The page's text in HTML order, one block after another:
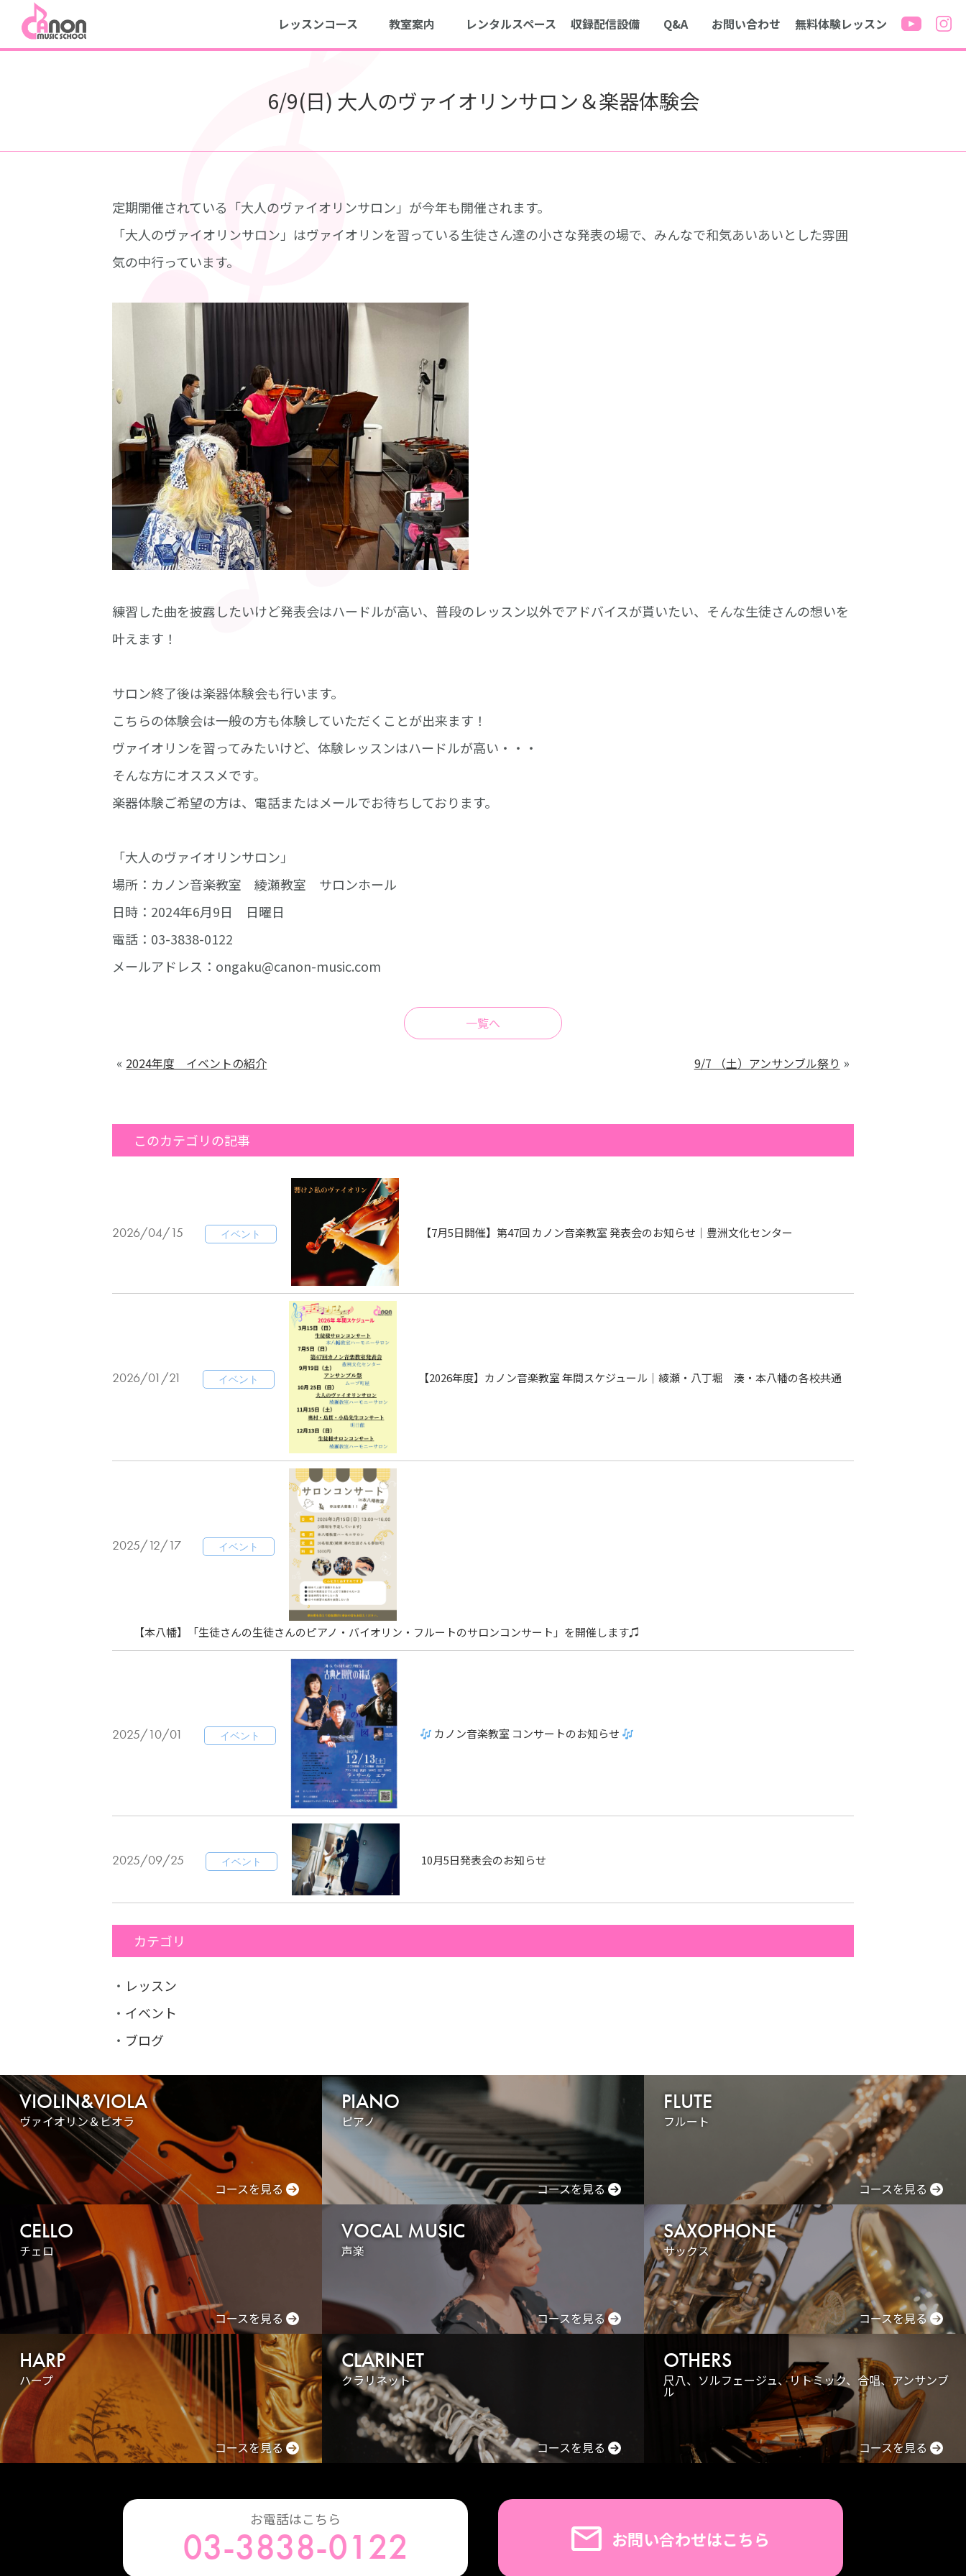
レッスンコース 教室案内 レンタルスペース 収録配信設備 Q&A お問い合わせ 無料体験レッスン
6/9(日) 大人のヴァイオリンサロン＆楽器体験会
定期開催されている「大人のヴァイオリンサロン」が今年も開催されます。
「大人のヴァイオリンサロン」はヴァイオリンを習っている生徒さん達の小さな発表の場で、みんなで和気あいあいとした雰囲
気の中行っています。
練習した曲を披露したいけど発表会はハードルが高い、普段のレッスン以外でアドバイスが貰いたい、そんな生徒さんの想いを
叶えます！
サロン終了後は楽器体験会も行います。
こちらの体験会は一般の方も体験していただくことが出来ます！
ヴァイオリンを習ってみたいけど、体験レッスンはハードルが高い・・・
そんな方にオススメです。
楽器体験ご希望の方は、電話またはメールでお待ちしております。
「大人のヴァイオリンサロン」
場所：カノン音楽教室 綾瀬教室 サロンホール
日時：2024年6月9日 日曜日
電話：03-3838-0122
メールアドレス：ongaku@canon-music.com
一覧へ
« 2024年度 イベントの紹介 9/7 （土）アンサンブル祭り »
このカテゴリの記事
2026/04/15 イベント 【7月5日開催】第47回 カノン音楽教室 発表会のお知らせ｜豊洲文化センター
2026/01/21 イベント 【2026年度】カノン音楽教室 年間スケジュール｜綾瀬・八丁堀 湊・本八幡の各校共通
2025/12/17 イベント
【本八幡】「生徒さんの生徒さんのピアノ・バイオリン・フルートのサロンコンサート」を開催します♫
2025/10/01 イベント カノン音楽教室 コンサートのお知らせ
2025/09/25 イベント 10月5日発表会のお知らせ
カテゴリ
・ レッスン
・ イベント
・ ブログ
VIOLIN&VIOLA
ヴァイオリン＆ビオラ
コースを見る
PIANO
ピアノ
コースを見る
FLUTE
フルート
コースを見る
CELLO
チェロ
コースを見る
VOCAL MUSIC
声楽
コースを見る
SAXOPHONE
サックス
コースを見る
HARP
ハープ
コースを見る
CLARINET
クラリネット
コースを見る
OTHERS
尺八、ソルフェージュ、リトミック、合唱、アンサンブ
ル
コースを見る
お電話はこちら
03-3838-0122 お問い合わせはこちら